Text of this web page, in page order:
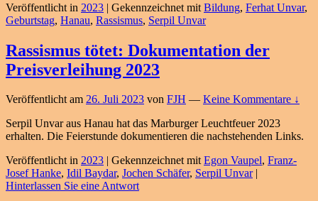
Veröffentlicht in 2023 | Gekennzeichnet mit Bildung, Ferhat Unvar,
Geburtstag, Hanau, Rassismus, Serpil Unvar
Rassismus tötet: Dokumentation der
Preisverleihung 2023
Veröffentlicht am 26. Juli 2023 von FJH — Keine Kommentare ↓
Serpil Unvar aus Hanau hat das Marburger Leuchtfeuer 2023
erhalten. Die Feierstunde dokumentieren die nachstehenden Links.
Veröffentlicht in 2023 Gekennzeichnet mit Egon Vaupel, Franz-
Josef Hanke, Idil Baydar, Jochen Schäfer, Serpil Unvar
Hinterlassen Sie eine Antwort